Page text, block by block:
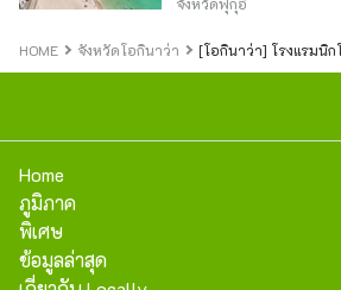
จังหวัดฟุกุอิ
HOME จังหวัดโอกินาว่า [โอกินาว่า] โรงแรมนิก
Home
ภูมิภาค
พิเศษ
ข้อมูลล่าสุด